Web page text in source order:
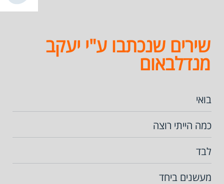
שירים שנכתבו ע"י יעקב
מנדלבאום
בואי
כמה הייתי רוצה
לבד
מעשנים ביחד